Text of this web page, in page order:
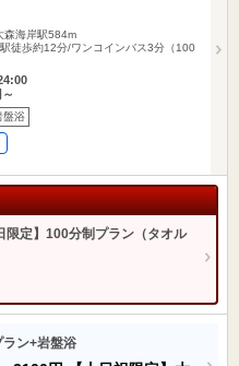
森海岸駅584m
徒歩約12分/ワンコインバス3分（100
盤浴
限定】100分制プラン（タオル
ン+岩盤浴